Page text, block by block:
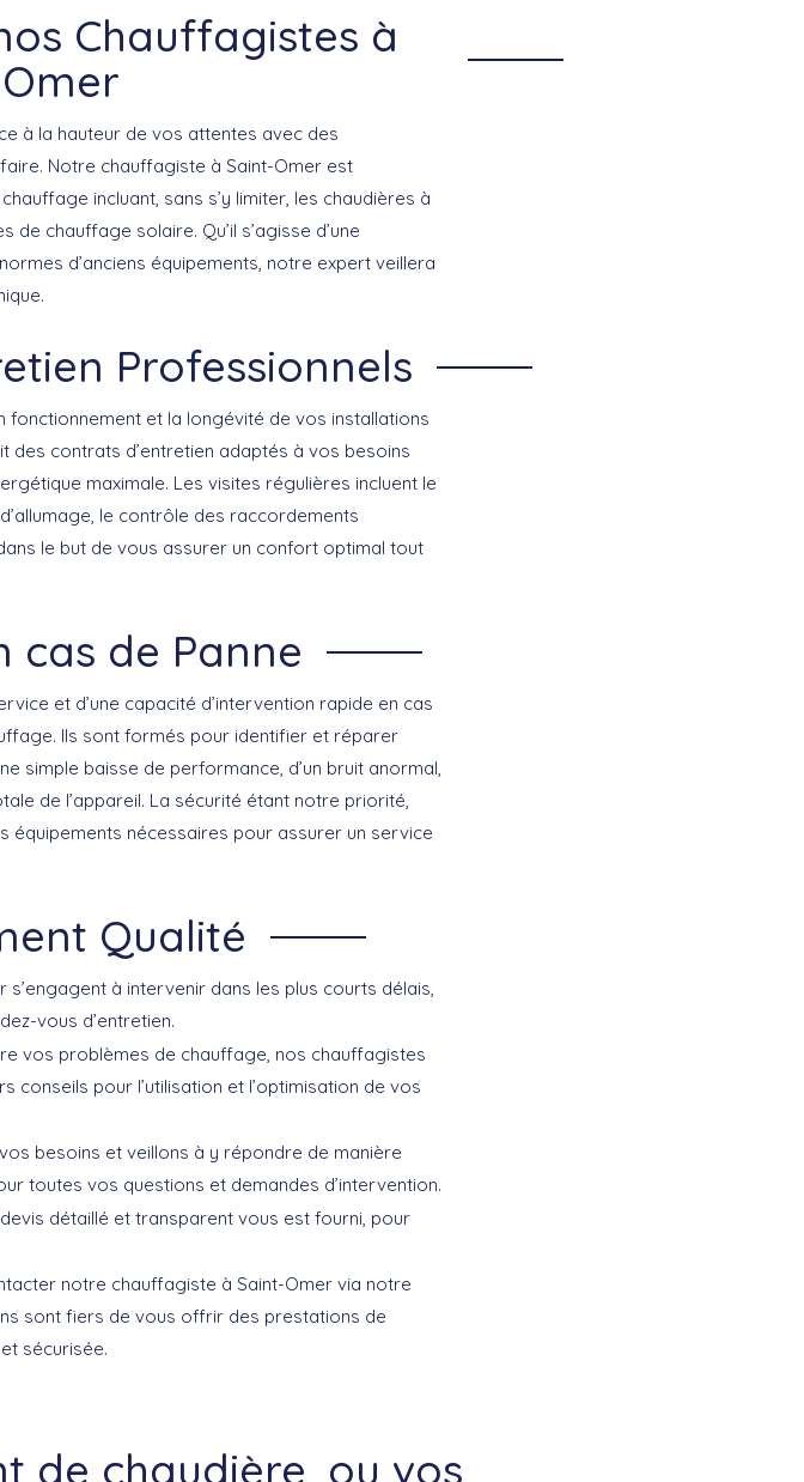
Chauffagistes à
à la hauteur de vos attentes avec des
Notre chauffagiste à Saint-Omer est
incluant, sans s’y limiter, les chaudières à
de chauffage solaire. Qu’il s’agisse d’une
d’anciens équipements, notre expert veillera
Professionnels
fonctionnement et la longévité de vos installations
des contrats d’entretien adaptés à vos besoins
maximale. Les visites régulières incluent le
le contrôle des raccordements
le but de vous assurer un confort optimal tout
cas de Panne
et d’une capacité d’intervention rapide en cas
Ils sont formés pour identifier et réparer
simple baisse de performance, d’un bruit anormal,
de l’appareil. La sécurité étant notre priorité,
équipements nécessaires pour assurer un service
Qualité
à intervenir dans les plus courts délais,
vous d’entretien.
vos problèmes de chauffage, nos chauffagistes
pour l’utilisation et l’optimisation de vos
besoins et veillons à y répondre de manière
toutes vos questions et demandes d’intervention.
détaillé et transparent vous est fourni, pour
notre chauffagiste à Saint-Omer via notre
sont fiers de vous offrir des prestations de
sécurisée.
de chaudière, ou vos